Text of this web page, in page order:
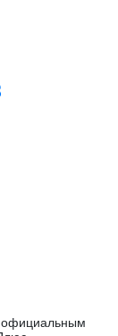
официальным